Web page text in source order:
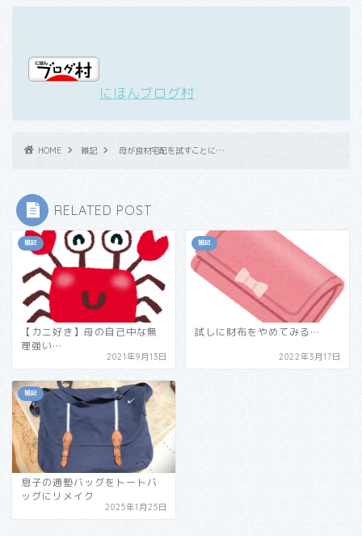
にほんブログ村
HOME 雑記 母が食材宅配を試すことに…
RELATED POST
雑記
【カニ好き】母の自己中な無
理強い…
2021年9月13日
雑記
試しに財布をやめてみる…
2022年3月17日
雑記
息子の通塾バッグをトートバ
ッグにリメイク
2025年1月25日